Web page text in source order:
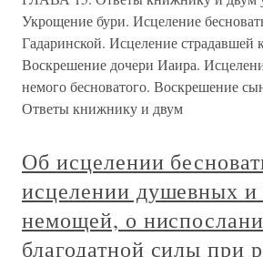
Укрощение бури. Исцеление
Гадаринской. Исцеление страдавшей
Воскрешение дочери Иаира.
немого бесноватого. Воскрешение
Ответы книжнику и двум
Об исцелении
исцелении душевных и
немощей, о
благодатной силы при